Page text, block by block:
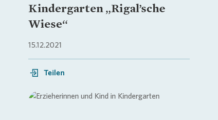
Mein Zuhause
Meine Stadt
Kindergarten „Rigal’sche
Wiese“
15.12.2021
Teilen